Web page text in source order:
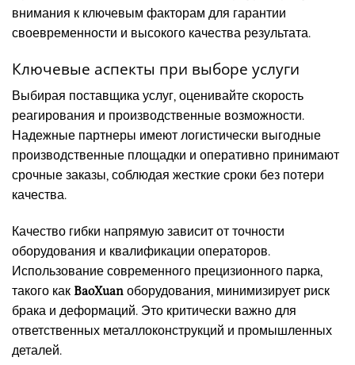
внимания к ключевым факторам для гарантии
своевременности и высокого качества результата.
Ключевые аспекты при выборе услуги
Выбирая поставщика услуг, оценивайте скорость
реагирования и производственные возможности.
Надежные партнеры имеют логистически выгодные
производственные площадки и оперативно принимают
срочные заказы, соблюдая жесткие сроки без потери
качества.
Качество гибки напрямую зависит от точности
оборудования и квалификации операторов.
Использование современного прецизионного парка,
такого как BaoXuan оборудования, минимизирует риск
брака и деформаций. Это критически важно для
ответственных металлоконструкций и промышленных
деталей.